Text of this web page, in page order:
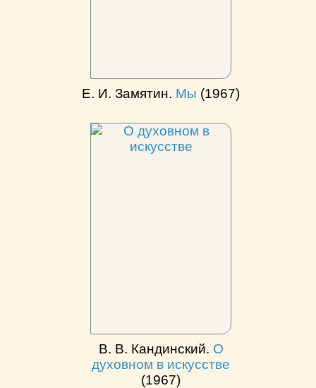
Е. И. Замятин. Мы (1967)
В. В. Кандинский. О
духовном в искусстве
(1967)